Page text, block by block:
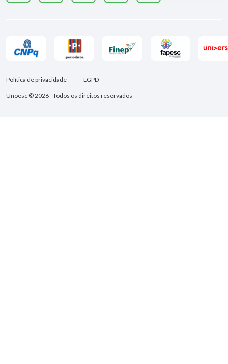
Unoesc © 2026 - Todos os direitos reservados
Política de privacidade LGPD